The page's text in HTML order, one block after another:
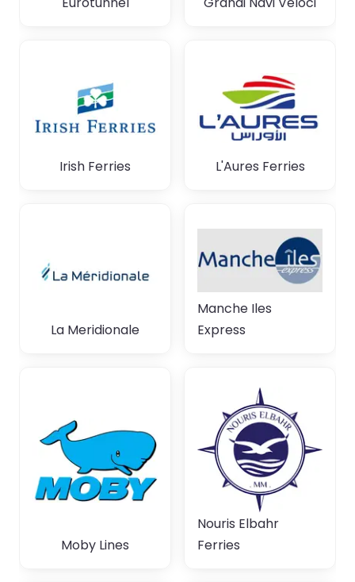
Irish Ferries L'Aures Ferries
La Meridionale
Manche Iles
Express
Moby Lines
Nouris Elbahr
Ferries